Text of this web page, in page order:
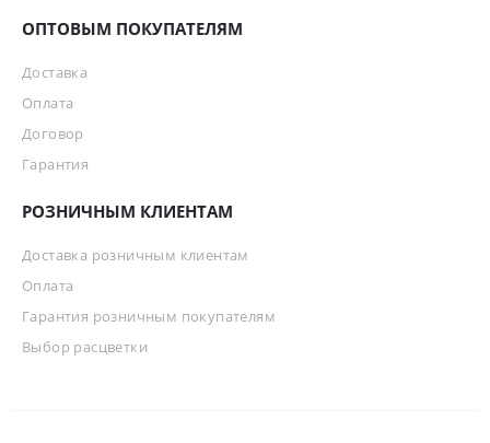
ОПТОВЫМ ПОКУПАТЕЛЯМ
Доставка
Оплата
Договор
Гарантия
РОЗНИЧНЫМ КЛИЕНТАМ
Доставка розничным клиентам
Оплата
Гарантия розничным покупателям
Выбор расцветки